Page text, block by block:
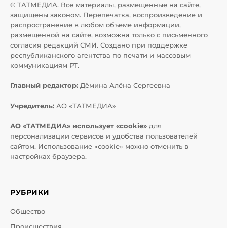
© ТАТМЕДИА. Все материалы, размещенные на сайте,
защищены законом. Перепечатка, воспроизведение и
распространение в любом объеме информации,
размещенной на сайте, возможна только с письменного
согласия редакций СМИ. Создано при поддержке
республиканского агентства по печати и массовым
коммуникациям РТ.
Главный редактор: Дёмина Алёна Сергеевна
Учредитель: АО «ТАТМЕДИА»
АО «ТАТМЕДИА» использует «cookie» для
персонализации сервисов и удобства пользователей
сайтом. Использование «cookie» можно отменить в
настройках браузера.
РУБРИКИ
Общество